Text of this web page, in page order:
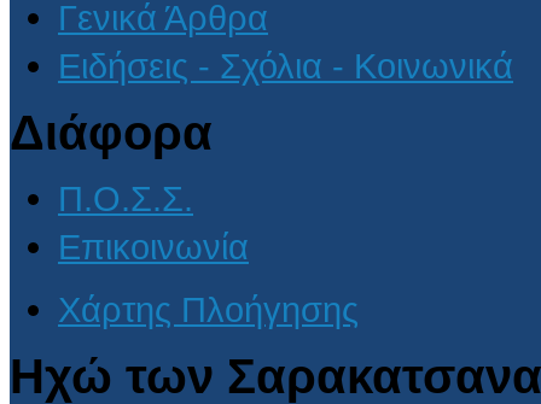
Γενικά Άρθρα
Ειδήσεις - Σχόλια - Κοινωνικά
Διάφορα
Π.Ο.Σ.Σ.
Επικοινωνία
Χάρτης Πλοήγησης
Ηχώ των